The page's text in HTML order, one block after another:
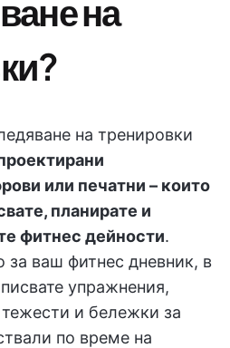
на
на тренировки
или печатни – които
планирате и
фитнес дейности.
за ваш фитнес дневник, в
упражнения,
и бележки за
по време на